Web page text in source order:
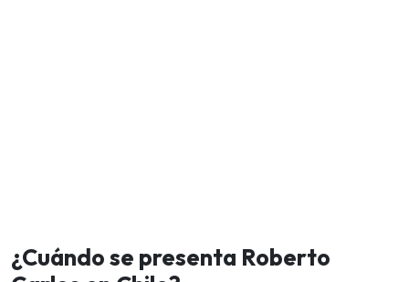
¿Cuándo se presenta Roberto